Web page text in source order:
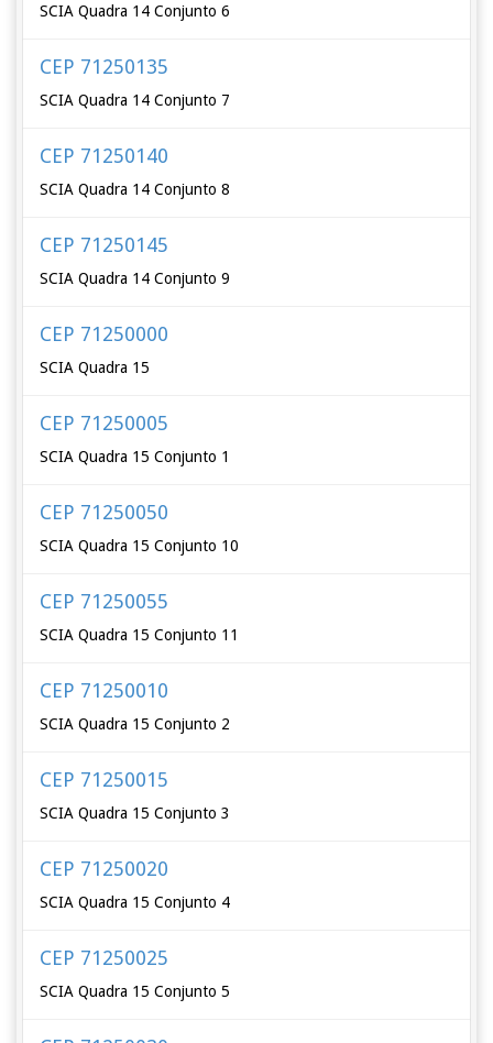
SCIA Quadra 14 Conjunto 6
CEP 71250135
SCIA Quadra 14 Conjunto 7
CEP 71250140
SCIA Quadra 14 Conjunto 8
CEP 71250145
SCIA Quadra 14 Conjunto 9
CEP 71250000
SCIA Quadra 15
CEP 71250005
SCIA Quadra 15 Conjunto 1
CEP 71250050
SCIA Quadra 15 Conjunto 10
CEP 71250055
SCIA Quadra 15 Conjunto 11
CEP 71250010
SCIA Quadra 15 Conjunto 2
CEP 71250015
SCIA Quadra 15 Conjunto 3
CEP 71250020
SCIA Quadra 15 Conjunto 4
CEP 71250025
SCIA Quadra 15 Conjunto 5